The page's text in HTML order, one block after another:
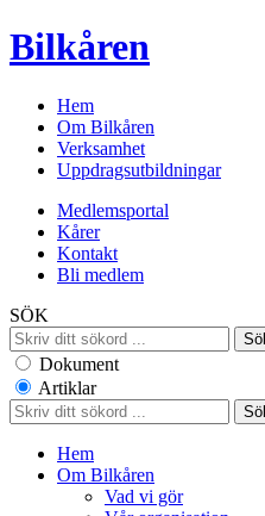
Bilkåren
Hem
Om Bilkåren
Verksamhet
Uppdragsutbildningar
Medlemsportal
Kårer
Kontakt
Bli medlem
SÖK
Dokument
Artiklar
Hem
Om Bilkåren
Vad vi gör